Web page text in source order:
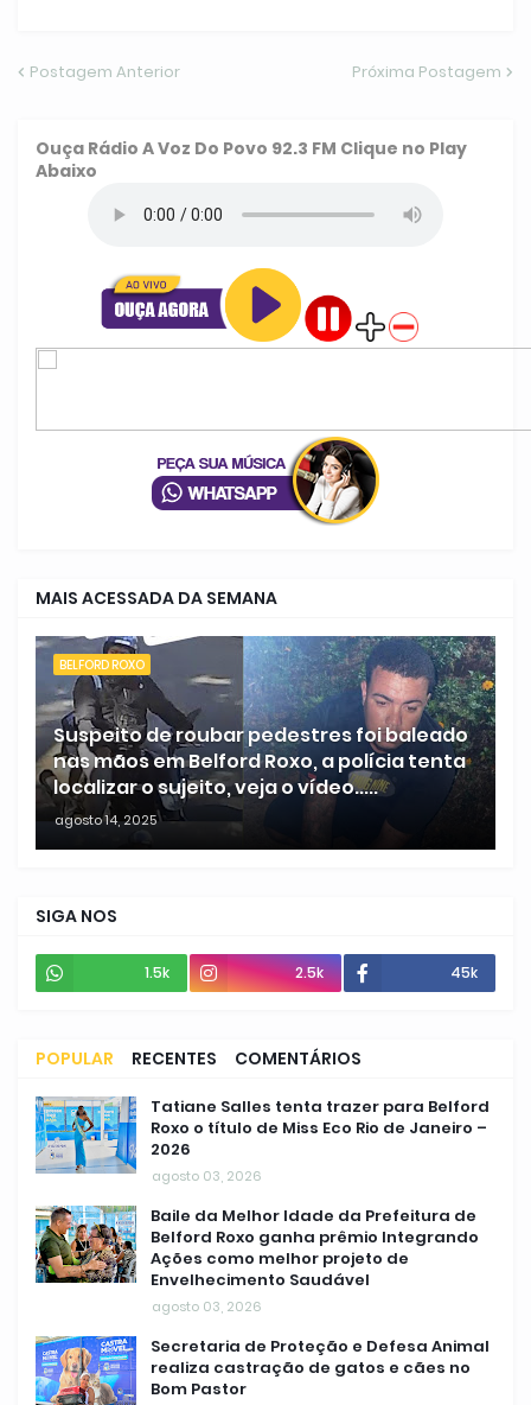
Postagem Anterior Próxima Postagem
Ouça Rádio A Voz Do Povo 92.3 FM Clique no Play
Abaixo
MAIS ACESSADA DA SEMANA
BELFORD ROXO
Suspeito de roubar pedestres foi baleado
nas mãos em Belford Roxo, a polícia tenta
localizar o sujeito, veja o vídeo.....
agosto 14, 2025
SIGA NOS
1.5k 2.5k 45k
POPULAR RECENTES COMENTÁRIOS
Tatiane Salles tenta trazer para Belford
Roxo o título de Miss Eco Rio de Janeiro –
2026
agosto 03, 2026
Baile da Melhor Idade da Prefeitura de
Belford Roxo ganha prêmio Integrando
Ações como melhor projeto de
Envelhecimento Saudável
agosto 03, 2026
Secretaria de Proteção e Defesa Animal
realiza castração de gatos e cães no
Bom Pastor